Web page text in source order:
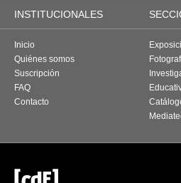
INSTITUCIONALES
Inicio
Quiénes somos
Suscripción
FAQ
Contacto